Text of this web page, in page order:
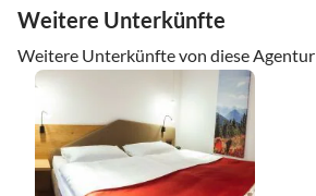
Weitere Unterkünfte
Weitere Unterkünfte von diese Agentur